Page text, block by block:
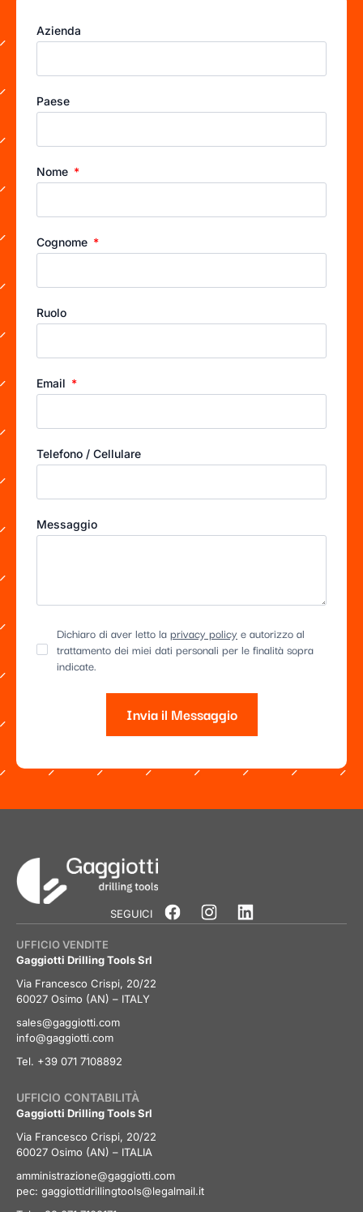
Azienda
Paese
Nome
Cognome
Ruolo
Email
Telefono / Cellulare
Messaggio
Dichiaro di aver letto laprivacy policy e autorizzo al
trattamento dei miei dati personali per le finalità sopra
indicate.
Invia il Messaggio
SEGUICI
UFFICIO VENDITE
Gaggiotti Drilling Tools Srl
Via Francesco Crispi, 20/22
60027 Osimo (AN) – ITALY
sales@gaggiotti.com
info@gaggiotti.com
Tel. +39 071 7108892
UFFICIO CONTABILITÀ
Gaggiotti Drilling Tools Srl
Via Francesco Crispi, 20/22
60027 Osimo (AN) – ITALIA
amministrazione@gaggiotti.com
pec: gaggiottidrillingtools@legalmail.it